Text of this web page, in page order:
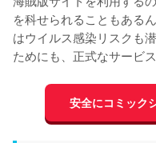
を科せられることもある
はウイルス感染リスクも
ためにも、正式なサービ
安全にコミック